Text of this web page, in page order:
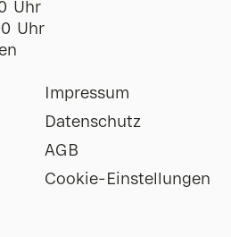
Uhr
Uhr
Impressum
Datenschutz
AGB
Cookie-Einstellungen